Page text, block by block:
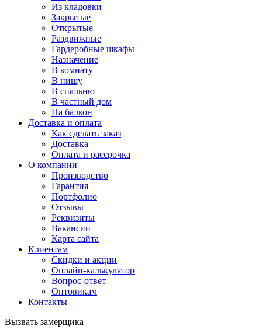
Из кладовки
Закрытые
Открытые
Раздвижные
Гардеробные шкафы
Назначение
В комнату
В нишу
В спальню
В частный дом
На балкон
Доставка и оплата
Как сделать заказ
Доставка
Оплата и рассрочка
О компании
Производство
Гарантия
Портфолио
Отзывы
Реквизиты
Вакансии
Карта сайта
Клиентам
Скидки и акции
Онлайн-калькулятор
Вопрос-ответ
Оптовикам
Контакты
Вызвать замерщика